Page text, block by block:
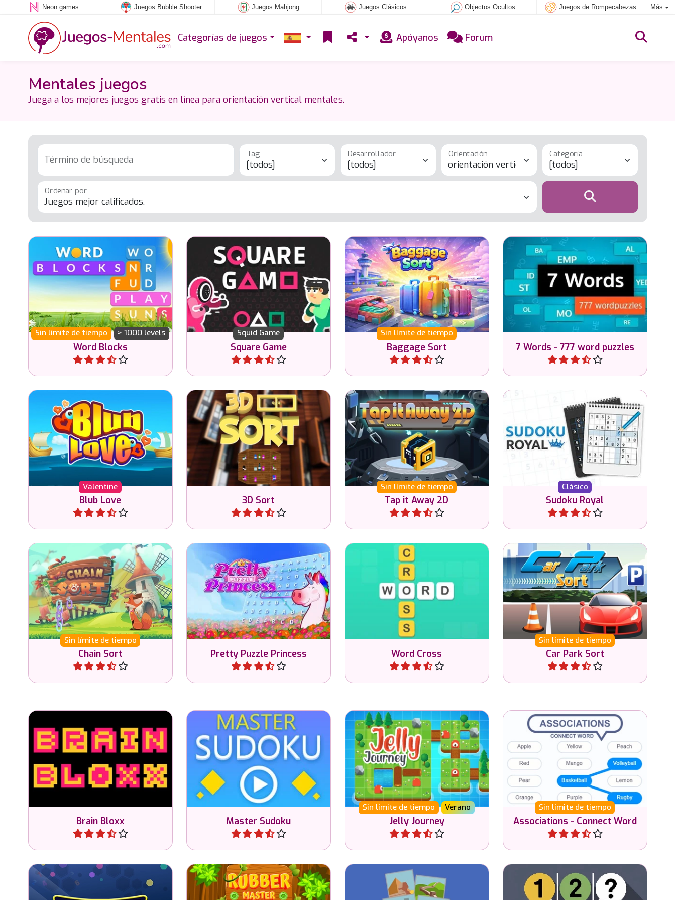
Neon games Juegos Bubble Shooter Juegos Mahjong Juegos Clásicos Objectos Ocultos Juegos de Rompecabezas Más
Categorías de juegos Apóyanos Forum
Mentales juegos
Juega a los mejores juegos gratis en línea para orientación vertical mentales.
Término de búsqueda
Tag Desarrollador Orientación Categoría
Ordenar por
Sin límite de tiempo > 1000 levels
Word Blocks
Encuentra palabras relacionadas
con una categoría.
Jugar
Squid Game
Square Game
Earn all the money in 8
different games of the Squid
Jugar
Sin límite de tiempo
Baggage Sort
Clasifica todo el equipaje en la
sala de llegadas del aeropuerto.
Jugar 7 Words - 777 word puzzles
Resuelve los 777 rompecabezas
de palabras y encuentra las 7
palabras.
Jugar
Valentine
Blub Love
Divertido y especial juego de
memoria con peces.
Jugar 3D Sort
Un juego de ordenar en 3D.
Jugar
Sin límite de tiempo
Tap it Away 2D
Toca todas las fichas y limpia la
pantalla.
Jugar
Clásico
Sudoku Royal
Intenta dominar el Sudoku en 4
dificultades.
Jugar
Sin límite de tiempo
Chain Sort
Ordena todas las cadenas por
color.
Jugar Pretty Puzzle Princess
Juego de encontrar la palabra.
Jugar Word Cross
Conecta letras y completa el
crucigrama.
Jugar
Sin límite de tiempo
Car Park Sort
Ordena los autos en el
estacionamiento por color.
Jugar
Brain Bloxx
Entrena tu cerebro en este
juego de Bloxx.
Jugar Master Sudoku
Conviértete en un maestro de
Sudoku en este juego de Sudoku
con 6 niveles de dificultad.
Jugar
Sin límite de tiempo Verano
Jelly Journey
Usa tu cerebro para escapar a
través del portal.
Jugar
Sin límite de tiempo
Associations - Connect Word
Elimina palabras conectando
grupos de palabras asociadas.
Jugar
Coloca los números
Adivina la palabra